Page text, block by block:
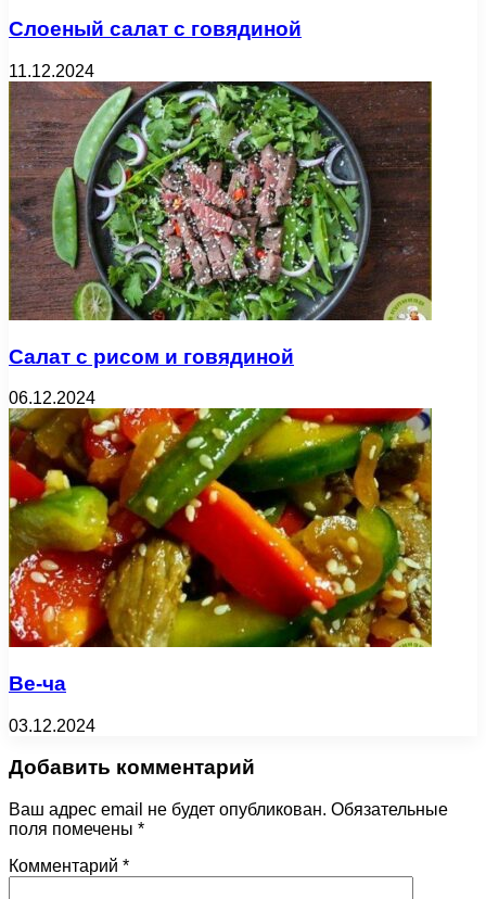
Слоеный салат с говядиной
11.12.2024
Салат с рисом и говядиной
06.12.2024
Ве-ча
03.12.2024
Добавить комментарий
Ваш адрес email не будет опубликован. Обязательные
поля помечены *
Комментарий *